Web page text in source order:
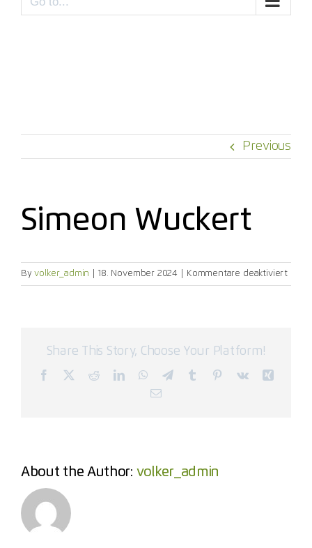
Previous
Simeon Wuckert
Byvolker_admin 18. November 2024 Kommentare deaktiviertfür
Share This Story, Choose Your Platform!
Facebook RedditLinkedInWhatsApp
TelegramTumblr PinterestVk
Email
About the Author: volker_admin